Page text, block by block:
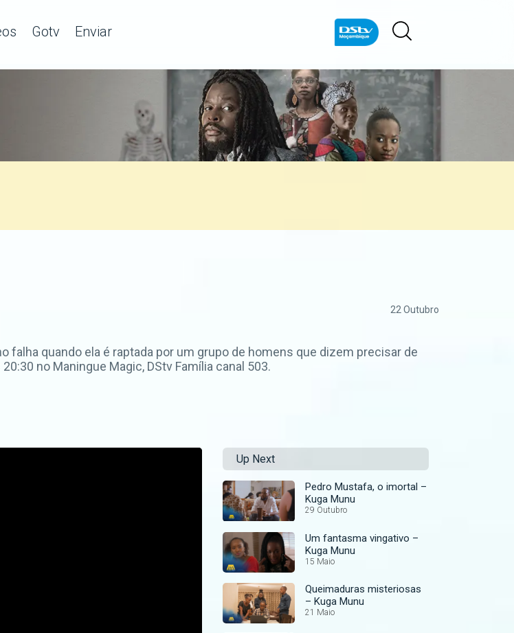
Gotv Enviar
22 Outubro
falha quando ela é raptada por um grupo de homens que dizem precisar de
no Maningue Magic, DStv Família canal 503.
Up Next
Pedro Mustafa, o imortal –
Kuga Munu
29 Outubro
Um fantasma vingativo –
Kuga Munu
15 Maio
Queimaduras misteriosas
– Kuga Munu
21 Maio